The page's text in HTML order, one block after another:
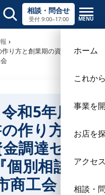
相談・問合せ
受付 9:00–17:00 MENU
ホーム
これか
事業を
お店を
アクセ
相談・
作り方と創業期の資金調達セミ
和5年度
作り方
調達セ
別相談
商工会